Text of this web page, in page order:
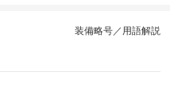
装備略号／用語解説